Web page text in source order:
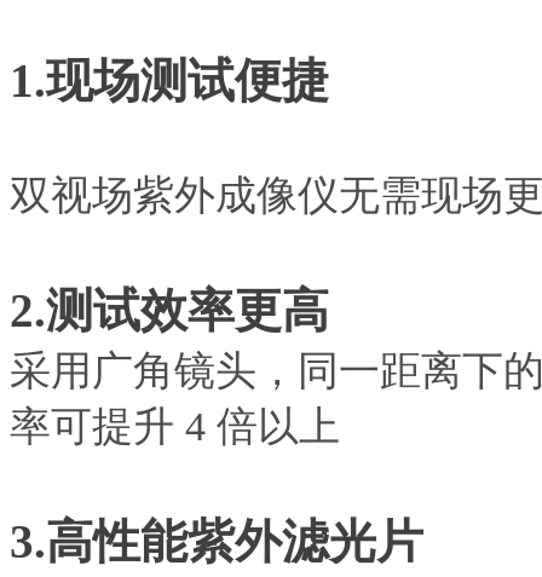
1.现场测试便捷
双视场紫外成像仪无需现场
2.测试效率更高
采用广角镜头，同一距离下
率可提升 4 倍以上
3.高性能紫外滤光片